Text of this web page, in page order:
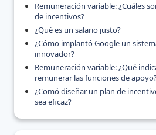
Remuneración variable: ¿Cuáles
de incentivos?
¿Qué es un salario justo?
¿Cómo implantó Google un
innovador?
Remuneración variable: ¿Qué
remunerar las funciones de
¿Comó diseñar un plan de
sea eficaz?